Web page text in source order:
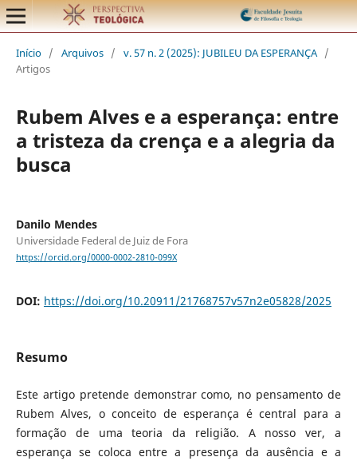
Início / Arquivos / v. 57 n. 2 (2025): JUBILEU DA ESPERANÇA /
Artigos
Rubem Alves e a esperança: entre
a tristeza da crença e a alegria da
busca
Danilo Mendes
Universidade Federal de Juiz de Fora
https://orcid.org/0000-0002-2810-099X
DOI: https://doi.org/10.20911/21768757v57n2e05828/2025
Resumo
Este artigo pretende demonstrar como, no pensamento de
Rubem Alves, o conceito de esperança é central para a
formação de uma teoria da religião. A nosso ver, a
esperança se coloca entre a presença da ausência e a